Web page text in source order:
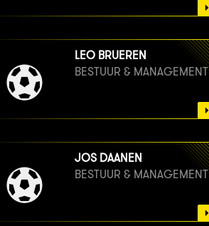
LEO BRUEREN
BESTUUR & MANAGEMENT
JOS DAANEN
BESTUUR & MANAGEMENT